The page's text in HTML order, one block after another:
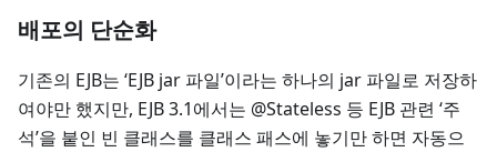
배포의 단순화
기존의 EJB는 ‘EJB jar 파일’이라는 하나의 jar 파일로 저장하
여야만 했지만, EJB 3.1에서는 @Stateless 등 EJB 관련 ‘주
석’을 붙인 빈 클래스를 클래스 패스에 놓기만 하면 자동으